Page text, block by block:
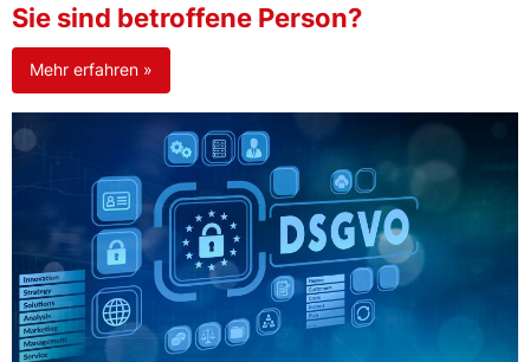
Sie sind betroffene Person?
Mehr erfahren »